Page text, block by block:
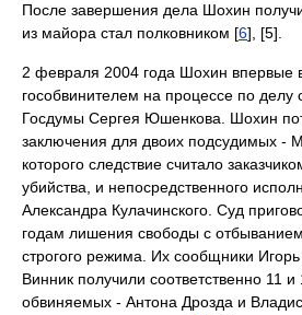
После завершения дела Шохин
из майора стал полковником [6], [5].
2 февраля 2004 года Шохин впервые
гособвинителем на процессе по делу
Госдумы Сергея Юшенкова. Шохин
заключения для двоих подсудимых -
которого следствие считало
убийства, и непосредственного
Александра Кулачинского. Суд
годам лишения свободы с
строгого режима. Их сообщники
Винник получили соответственно 11
обвиняемых - Антона Дрозда и